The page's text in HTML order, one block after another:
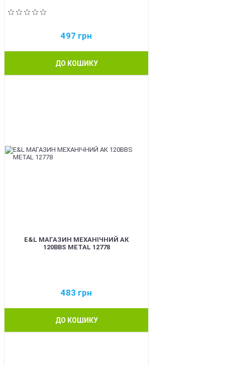
497 грн
ДО КОШИКУ
E&L МАГАЗИН МЕХАНІЧНИЙ АК
120BBS METAL 12778
483 грн
ДО КОШИКУ